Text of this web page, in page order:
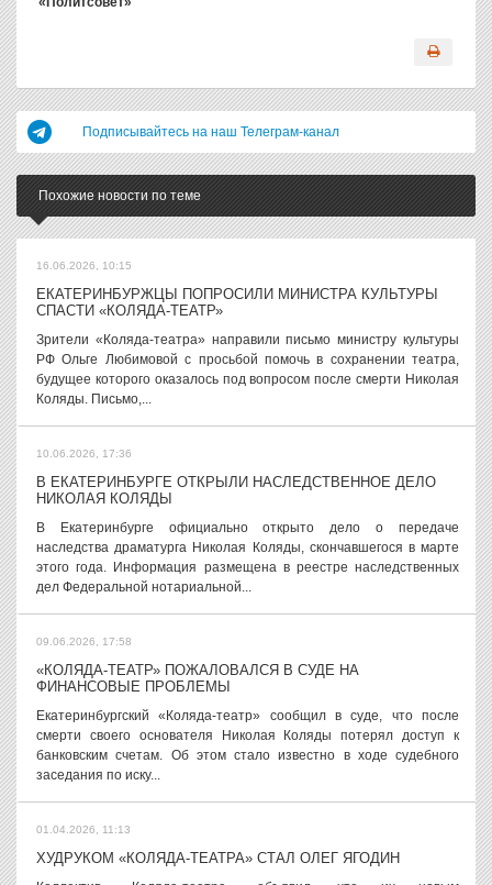
Подписывайтесь на наш Телеграм-канал
Похожие новости по теме
16.06.2026, 10:15
ЕКАТЕРИНБУРЖЦЫ ПОПРОСИЛИ МИНИСТРА КУЛЬТУРЫ
СПАСТИ «КОЛЯДА-ТЕАТР»
Зрители «Коляда-театра» направили письмо министру культуры
РФ Ольге Любимовой с просьбой помочь в сохранении театра,
будущее которого оказалось под вопросом после смерти Николая
Коляды. Письмо,...
10.06.2026, 17:36
В ЕКАТЕРИНБУРГЕ ОТКРЫЛИ НАСЛЕДСТВЕННОЕ ДЕЛО
НИКОЛАЯ КОЛЯДЫ
В Екатеринбурге официально открыто дело о передаче
наследства драматурга Николая Коляды, скончавшегося в марте
этого года. Информация размещена в реестре наследственных
дел Федеральной нотариальной...
09.06.2026, 17:58
«КОЛЯДА-ТЕАТР» ПОЖАЛОВАЛСЯ В СУДЕ НА
ФИНАНСОВЫЕ ПРОБЛЕМЫ
Екатеринбургский «Коляда-театр» сообщил в суде, что после
смерти своего основателя Николая Коляды потерял доступ к
банковским счетам. Об этом стало известно в ходе судебного
заседания по иску...
01.04.2026, 11:13
ХУДРУКОМ «КОЛЯДА-ТЕАТРА» СТАЛ ОЛЕГ ЯГОДИН